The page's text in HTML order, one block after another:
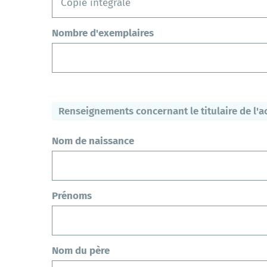
Copie intégrale
Nombre d'exemplaires
Renseignements concernant le titulaire de
Nom de naissance
Prénoms
Nom du père